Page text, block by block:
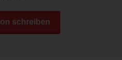
schreiben